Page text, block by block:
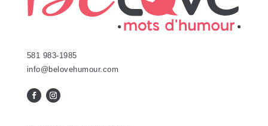
du
produit
581 983-1985
info@belovehumour.com